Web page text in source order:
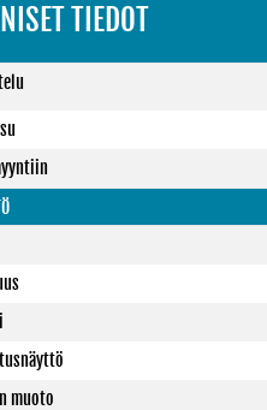
TIEDOT
muoto